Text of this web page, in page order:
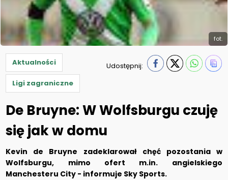
fot.
Aktualności
Ligi zagraniczne
Udostępnij:
De Bruyne: W Wolfsburgu czuję
się jak w domu
Kevin de Bruyne zadeklarował chęć pozostania w
Wolfsburgu, mimo ofert m.in. angielskiego
Manchesteru City - informuje Sky Sports.